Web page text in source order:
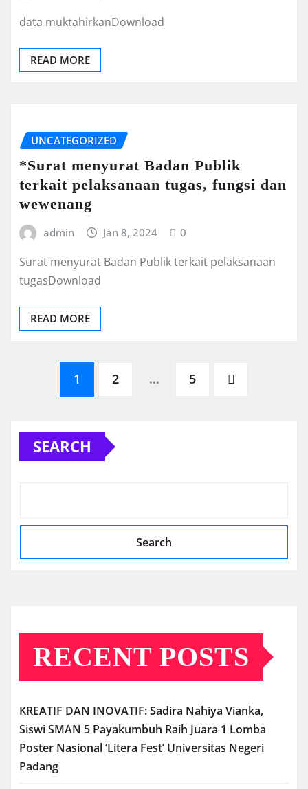
data muktahirkanDownload
READ MORE
UNCATEGORIZED
*Surat menyurat Badan Publik
terkait pelaksanaan tugas, fungsi dan
wewenang
admin Jan 8, 2024 0
Surat menyurat Badan Publik terkait pelaksanaan
tugasDownload
READ MORE
pagination
1 2 … 5
SEARCH
Search
RECENT POSTS
KREATIF DAN INOVATIF: Sadira Nahiya Vianka,
Siswi SMAN 5 Payakumbuh Raih Juara 1 Lomba
Poster Nasional ‘Litera Fest’ Universitas Negeri
Padang